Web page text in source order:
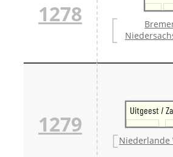
1278
1279
Uitgeest /
Niederlande